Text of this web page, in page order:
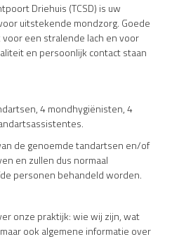
Driehuis (TCSD) is uw
uitstekende mondzorg. Goede
een stralende lach en voor
en persoonlijk contact staan
4 mondhygiënisten, 4
de genoemde tandartsen en/of
en zullen dus normaal
personen behandeld worden.
onze praktijk: wie wij zijn, wat
ook algemene informatie over